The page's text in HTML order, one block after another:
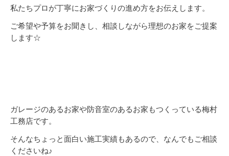
私たちプロが丁寧にお家づくりの進め方をお伝えします。
ご希望や予算をお聞きし、相談しながら理想のお家をご提案
します☆
ガレージのあるお家や防音室のあるお家もつくっている梅村
工務店です。
そんなちょっと面白い施工実績もあるので、なんでもご相談
くださいね♪